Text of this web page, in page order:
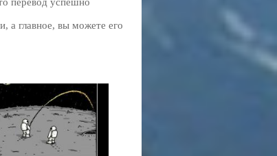
а главное, вы можете его